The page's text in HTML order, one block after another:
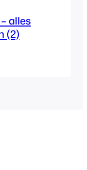
alles
(2)